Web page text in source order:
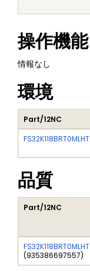
操作機能
情報なし
環境
Part/12NC
FS32K118BRT0MLHT
品質
Part/12NC
FS32K118BRT0MLHT
(935386697557)